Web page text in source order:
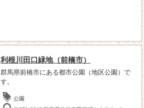
利根川田口緑地（前橋市）
群馬県前橋市にある都市公園（地区公園）で
す。
公園